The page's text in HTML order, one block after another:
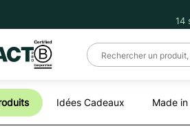
14
Idées Cadeaux Made